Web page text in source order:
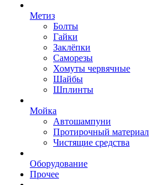
Метиз
Болты
Гайки
Заклёпки
Саморезы
Хомуты червячные
Шайбы
Шплинты
Мойка
Автошампуни
Протирочный материал
Чистящие средства
Оборудование
Прочее